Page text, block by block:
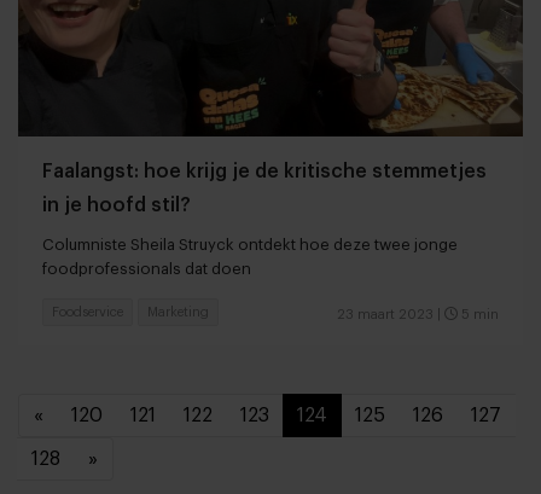
Faalangst: hoe krijg je de kritische stemmetjes
in je hoofd stil?
Columniste Sheila Struyck ontdekt hoe deze twee jonge
foodprofessionals dat doen
23 maart 2023 5 min
Foodservice Marketing
« 120 121 122 123 124 125 126 127
128 »